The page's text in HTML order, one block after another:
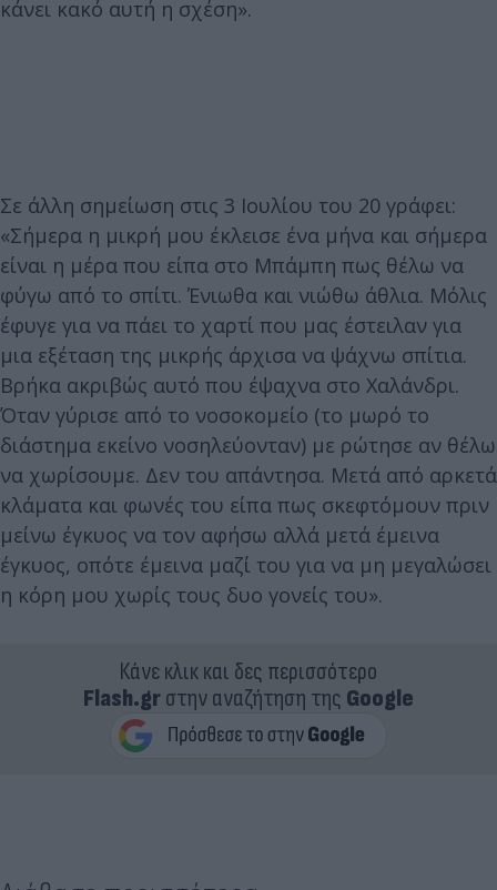
κάνει κακό αυτή η σχέση».
Σε άλλη σημείωση στις 3 Ιουλίου του 20 γράφει:
«Σήμερα η μικρή μου έκλεισε ένα μήνα και σήμερα
είναι η μέρα που είπα στο Μπάμπη πως θέλω να
φύγω από το σπίτι. Ένιωθα και νιώθω άθλια. Μόλις
έφυγε για να πάει το χαρτί που μας έστειλαν για
μια εξέταση της μικρής άρχισα να ψάχνω σπίτια.
Βρήκα ακριβώς αυτό που έψαχνα στο Χαλάνδρι.
Όταν γύρισε από το νοσοκομείο (το μωρό το
διάστημα εκείνο νοσηλεύονταν) με ρώτησε αν θέλω
να χωρίσουμε. Δεν του απάντησα. Μετά από αρκετά
κλάματα και φωνές του είπα πως σκεφτόμουν πριν
μείνω έγκυος να τον αφήσω αλλά μετά έμεινα
έγκυος, οπότε έμεινα μαζί του για να μη μεγαλώσει
η κόρη μου χωρίς τους δυο γονείς του».
Κάνε κλικ και δες περισσότερο
Flash.grστην αναζήτηση της Google